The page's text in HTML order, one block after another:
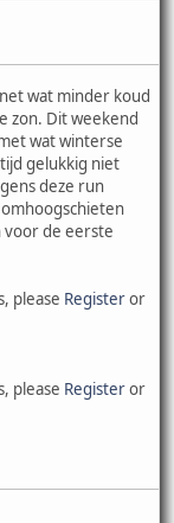
wat minder koud
zon. Dit weekend
wat winterse
gelukkig niet
deze run
de eerste
please Registeror
please Registeror